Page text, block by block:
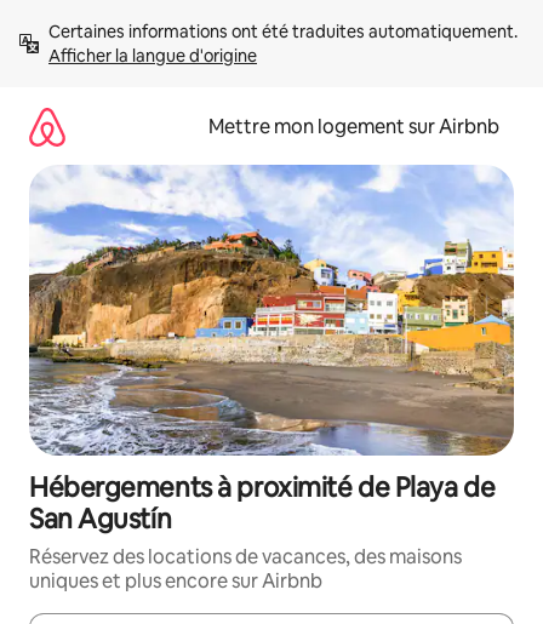
directement
Afficher la langue d'origine
Mettre mon logement sur Airbnb
Hébergements à proximité de Playa de
San Agustín
Réservez des locations de vacances, des maisons
uniques et plus encore sur Airbnb